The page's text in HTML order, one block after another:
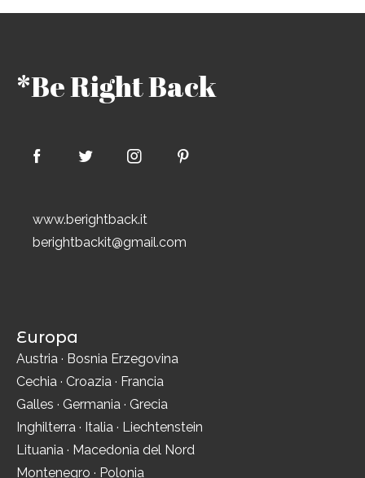
*Be Right Back
www.berightback.it
berightbackit@gmail.com
Europa
Austria · Bosnia Erzegovina
Cechia · Croazia · Francia
Galles · Germania · Grecia
Inghilterra · Italia · Liechtenstein
Lituania · Macedonia del Nord
Montenegro · Polonia